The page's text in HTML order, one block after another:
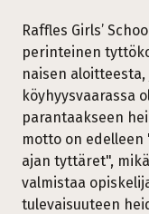
Raffles Girls’
perinteinen
naisen
köyhyysvaarassa
parantaakseen
motto on
ajan tyttäret",
valmistaa
tulevaisuuteen